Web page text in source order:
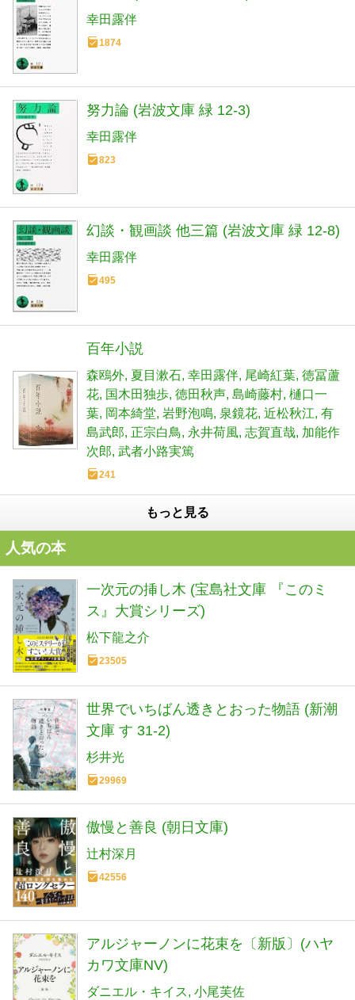
幸田露伴
1874
努力論 (岩波文庫 緑 12-3)
幸田露伴
823
幻談・観画談 他三篇 (岩波文庫 緑 12-8)
幸田露伴
495
百年小説
森鴎外 夏目漱石 幸田露伴 尾崎紅葉 徳冨蘆
花 国木田独歩 徳田秋声 島崎藤村 樋口一
葉 岡本綺堂 岩野泡鳴 泉鏡花 近松秋江 有
島武郎 正宗白鳥 永井荷風 志賀直哉 加能作
次郎 武者小路実篤
241
もっと見る
人気の本
一次元の挿し木 (宝島社文庫 『このミ
ス』大賞シリーズ)
松下龍之介
23505
世界でいちばん透きとおった物語 (新潮
文庫 す 31-2)
杉井光
29969
傲慢と善良 (朝日文庫)
辻村深月
42556
アルジャーノンに花束を〔新版〕(ハヤ
カワ文庫NV)
ダニエル・キイス 小尾芙佐